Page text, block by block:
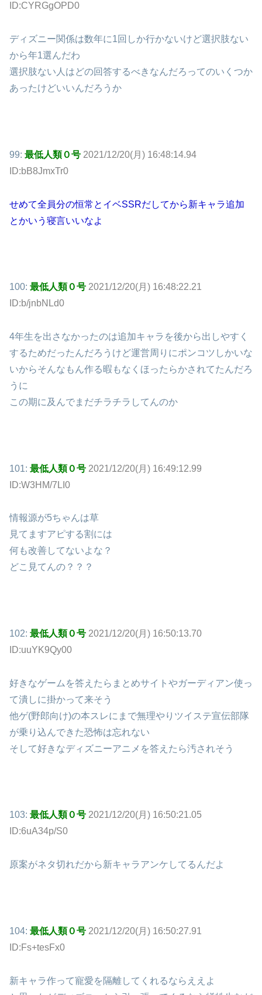
ID:CYRGgOPD0
ディズニー関係は数年に1回しか行かないけど選択肢ない
から年1選んだわ
選択肢ない人はどの回答するべきなんだろってのいくつか
あったけどいいんだろうか
99: 最低人類０号 2021/12/20(月) 16:48:14.94
ID:bB8JmxTr0
せめて全員分の恒常とイベSSRだしてから新キャラ追加
とかいう寝言いいなよ
100: 最低人類０号 2021/12/20(月) 16:48:22.21
ID:b/jnbNLd0
4年生を出さなかったのは追加キャラを後から出しやすく
するためだったんだろうけど運営周りにポンコツしかいな
いからそんなもん作る暇もなくほったらかされてたんだろ
うに
この期に及んでまだチラチラしてんのか
101: 最低人類０号 2021/12/20(月) 16:49:12.99
ID:W3HM/7LI0
情報源が5ちゃんは草
見てますアピする割には
何も改善してないよな？
どこ見てんの？？？
102: 最低人類０号 2021/12/20(月) 16:50:13.70
ID:uuYK9Qy00
好きなゲームを答えたらまとめサイトやガーディアン使っ
て潰しに掛かって来そう
他ゲ(野郎向け)の本スレにまで無理やりツイステ宣伝部隊
が乗り込んできた恐怖は忘れない
そして好きなディズニーアニメを答えたら汚されそう
103: 最低人類０号 2021/12/20(月) 16:50:21.05
ID:6uA34p/S0
原案がネタ切れだから新キャラアンケしてるんだよ
104: 最低人類０号 2021/12/20(月) 16:50:27.91
ID:Fs+tesFx0
新キャラ作って寵愛を隔離してくれるならええよ